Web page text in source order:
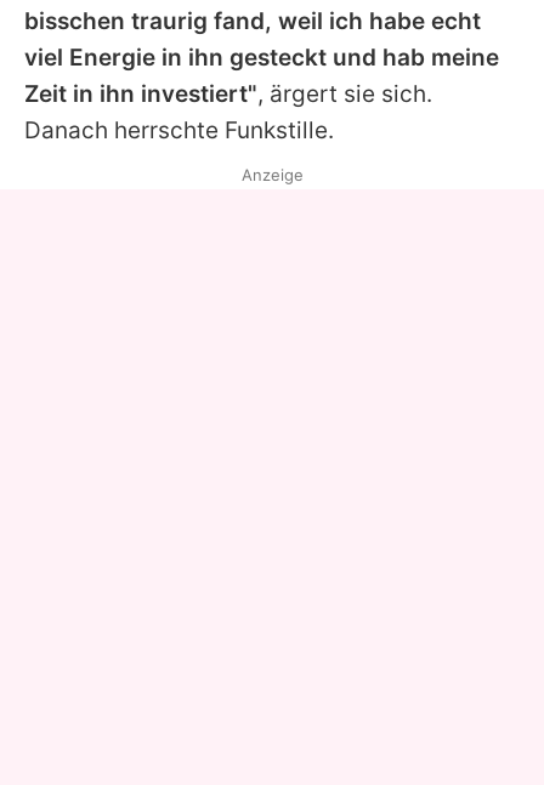
bisschen traurig fand, weil ich habe echt
viel Energie in ihn gesteckt und hab meine
Zeit in ihn investiert", ärgert sie sich.
Danach herrschte Funkstille.
Anzeige